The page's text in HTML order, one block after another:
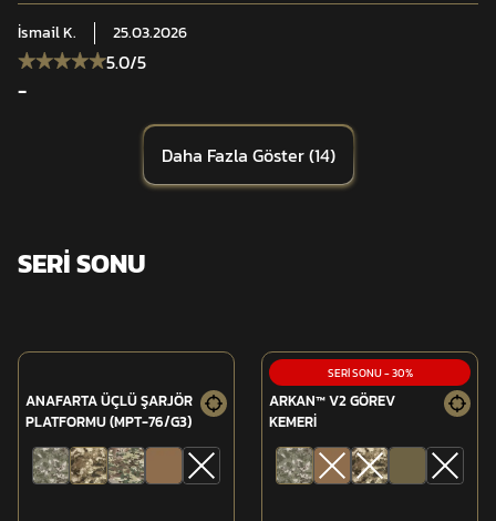
İsmailK. 25.03.2026
5.0/5
-
Daha Fazla Göster(14)
SERİ SONU
ANAFARTA ÜÇLÜ ŞARJÖR
PLATFORMU (MPT-76/G3)
SERİ SONU-30%
ARKAN™ V2 GÖREV
KEMERİ